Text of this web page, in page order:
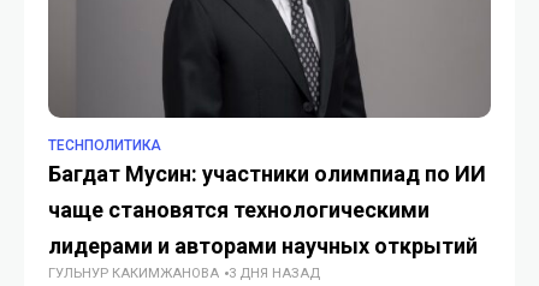
TECHПОЛИТИКА
Багдат Мусин: участники олимпиад по ИИ
чаще становятся технологическими
лидерами и авторами научных открытий
ГУЛЬНУР КАКИМЖАНОВА 3 ДНЯ НАЗАД